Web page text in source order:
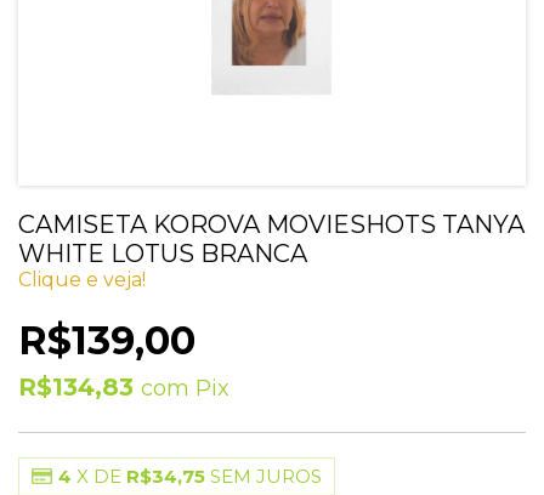
CAMISETA KOROVA MOVIESHOTS TANYA
WHITE LOTUS BRANCA
Clique e veja!
R$139,00
R$134,83 com Pix
4 X DE R$34,75 SEM JUROS